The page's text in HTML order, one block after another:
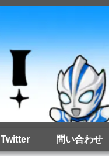
Twitter 問い合わせ